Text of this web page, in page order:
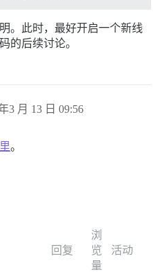
。此时，最好开启一个新线
的后续讨论。
3 月 13 日 09:56
。
回复
浏
览
量
活动